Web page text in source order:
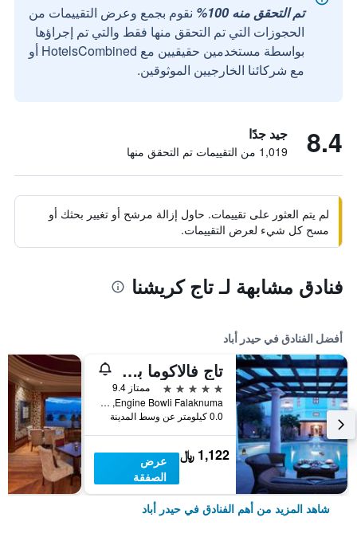
تم التحقق منه 100%
نقوم بجمع وعرض التقييمات من
الحجوزات التي تم التحقق منها فقط والتي تم إجراؤها
بواسطة مستخدمين حقيقيين مع HotelsCombined أو
مع شركائنا الخارجيين الموثوقين.
8.4 جيد جدًا
1,019 من التقييمات تم التحقق منها
لم يتم العثور على تقييمات. حاول إزالة مرشح أو تغيير بحثك أو
مسح كل شيء لعرض التقييمات.
فنادق مشابهة لـ تاج كريشنا
أفضل الفنادق في حيدر أباد
تاج فالاكوما بالاس
5 نجوم
ممتاز 9.4
Engine Bowli Falaknuma, حيدر أباد, الهند
0.0 كيلومتر عن وسط المدينة
1,122 ﷼
عرض
الصفقة
شاهد المزيد من أهم الفنادق في حيدر أباد